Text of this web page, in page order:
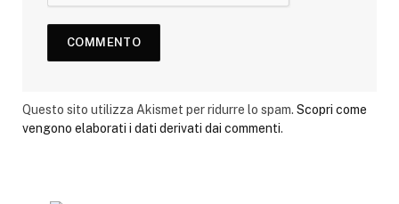
Questo sito utilizza Akismet per ridurre lo spam. Scopri come
vengono elaborati i dati derivati dai commenti.